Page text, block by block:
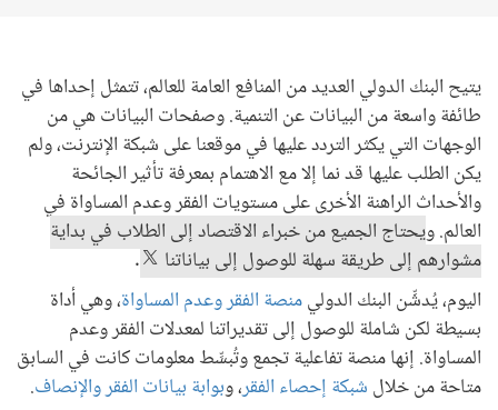
يتيح البنك الدولي العديد من المنافع العامة للعالم، تتمثل إحداها في
طائفة واسعة من البيانات عن التنمية. وصفحات البيانات هي من
الوجهات التي يكثر التردد عليها في موقعنا على شبكة الإنترنت، ولم
يكن الطلب عليها قد نما إلا مع الاهتمام بمعرفة تأثير الجائحة
والأحداث الراهنة الأخرى على مستويات الفقر وعدم المساواة في
العالم. ويحتاج الجميع من خبراء الاقتصاد إلى الطلاب في بداية
مشوارهم إلى طريقة سهلة للوصول إلى بياناتنا
.
اليوم، يُدشِّن البنك الدوليمنصة الفقر وعدم المساواة، وهي أداة
بسيطة لكن شاملة للوصول إلى تقديراتنا لمعدلات الفقر وعدم
المساواة. إنها منصة تفاعلية تجمع وتُبسِّط معلومات كانت في السابق
متاحة من خلال شبكة إحصاء الفقر، وبوابة بيانات الفقر والإنصاف.